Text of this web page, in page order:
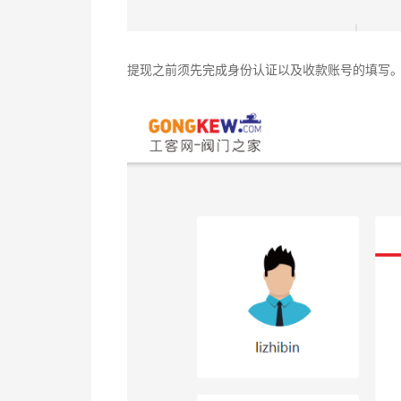
提现之前须先完成身份认证以及收款账号的填写